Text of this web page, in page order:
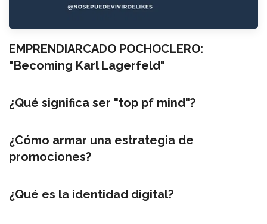
EMPRENDIARCADO POCHOCLERO:
"Becoming Karl Lagerfeld"
¿Qué significa ser "top pf mind"?
¿Cómo armar una estrategia de
promociones?
¿Qué es la identidad digital?